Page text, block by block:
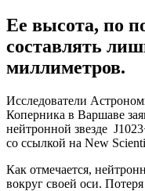
Ее высота, по
составлять
миллиметров.
Исследователи
Коперника в Варшаве
нейтронной звезде
со ссылкой на New
Как отмечается,
вокруг своей оси.